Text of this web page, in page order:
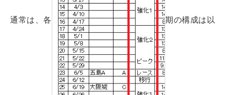
通常は、各 期の構成は以